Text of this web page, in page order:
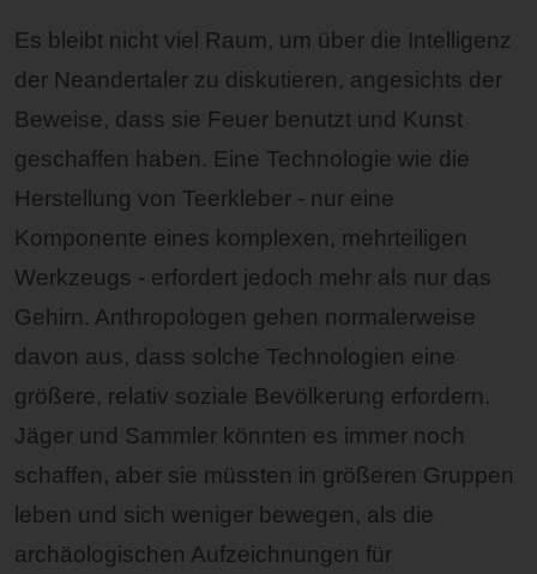
Es bleibt nicht viel Raum, um über die Intelligenz
der Neandertaler zu diskutieren, angesichts der
Beweise, dass sie Feuer benutzt und Kunst
geschaffen haben. Eine Technologie wie die
Herstellung von Teerkleber - nur eine
Komponente eines komplexen, mehrteiligen
Werkzeugs - erfordert jedoch mehr als nur das
Gehirn. Anthropologen gehen normalerweise
davon aus, dass solche Technologien eine
größere, relativ soziale Bevölkerung erfordern.
Jäger und Sammler könnten es immer noch
schaffen, aber sie müssten in größeren Gruppen
leben und sich weniger bewegen, als die
archäologischen Aufzeichnungen für